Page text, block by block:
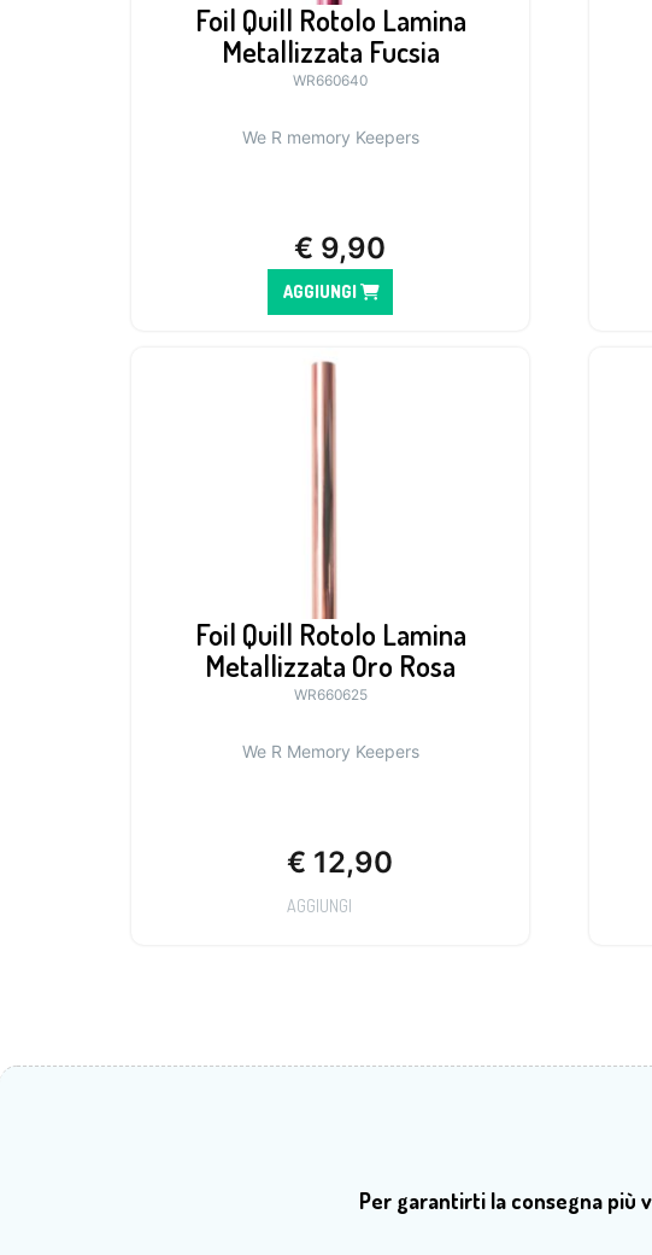
Foil Quill Rotolo Lamina
Metallizzata Fucsia
WR660640
We R memory Keepers
€ 9,90
AGGIUNGI
Foil Quill Rotolo Lamina
Metallizzata Oro Rosa
WR660625
We R Memory Keepers
€ 12,90
AGGIUNGI
Per garantirti la consegna più